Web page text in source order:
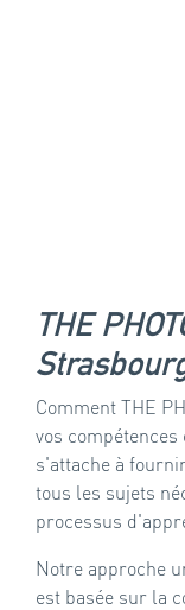
THE
Comment THE
vos
s'attache à
tous les sujets
processus
Notre approche
est basée sur la